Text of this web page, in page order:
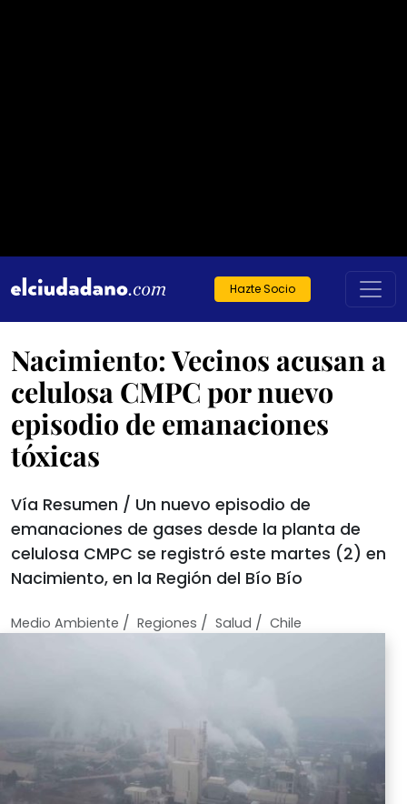
Hazte Socio
Nacimiento: Vecinos acusan a
celulosa CMPC por nuevo
episodio de emanaciones
tóxicas
Vía Resumen / Un nuevo episodio de
emanaciones de gases desde la planta de
celulosa CMPC se registró este martes (2) en
Nacimiento, en la Región del Bío Bío
Medio Ambiente / Regiones / Salud / Chile